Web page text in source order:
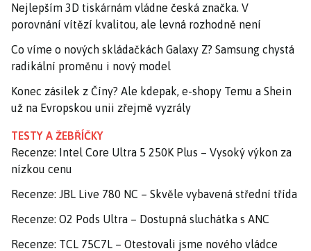
Nejlepším 3D tiskárnám vládne česká značka. V
porovnání vítězí kvalitou, ale levná rozhodně není
Co víme o nových skládačkách Galaxy Z? Samsung chystá
radikální proměnu i nový model
Konec zásilek z Číny? Ale kdepak, e-shopy Temu a Shein
už na Evropskou unii zřejmě vyzrály
TESTY A ŽEBŘÍČKY
Recenze: Intel Core Ultra 5 250K Plus – Vysoký výkon za
nízkou cenu
Recenze: JBL Live 780 NC – Skvěle vybavená střední třída
Recenze: O2 Pods Ultra – Dostupná sluchátka s ANC
Recenze: TCL 75C7L – Otestovali jsme nového vládce